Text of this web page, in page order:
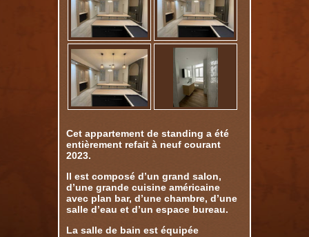
Cet appartement de standing a été
entièrement refait à neuf courant
2023.
Il est composé d’un grand salon,
d’une grande cuisine américaine
avec plan bar, d’une chambre, d’une
salle d’eau et d’un espace bureau.
La salle de bain est équipée